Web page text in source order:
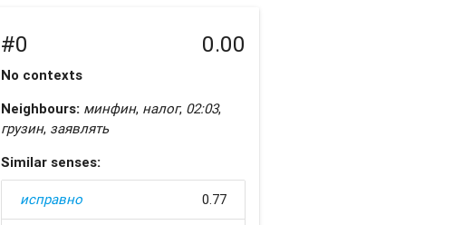
#0 0.00
No contexts
Neighbours: минфин, налог, 02:03,
грузин, заявлять
Similar senses:
исправно 0.77